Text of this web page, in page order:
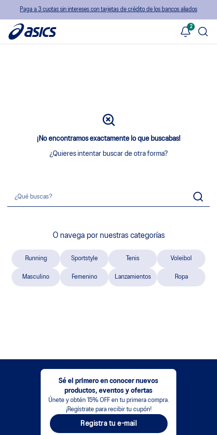
Paga a 3 cuotas sin intereses con tarjetas de crédito de los bancos aliados
2
¡No encontramos exactamente lo que buscabas!
¿Quieres intentar buscar de otra forma?
O navega por nuestras categorías
Running Sportstyle Tenis Voleibol
Masculino Femenino Lanzamientos Ropa
Sé el primero en conocer nuevos
productos, eventos y ofertas
Únete y obtén 15% OFF en tu primera compra.
¡Regístrate para recibir tu cupón!
Registra tu e-mail